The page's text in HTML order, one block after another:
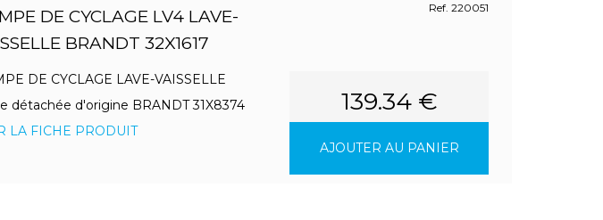
DE CYCLAGE LV4 LAVE-
BRANDT 32X1617
Ref. 220051
DE CYCLAGE LAVE-VAISSELLE
détachée d'origine BRANDT 31X8374
LA FICHE PRODUIT
139.34 €
AJOUTER AU PANIER